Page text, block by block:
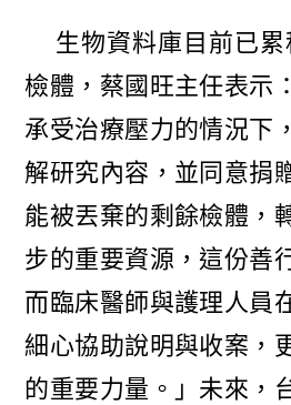
生物資料庫目前已累
檢體，蔡國旺主任表示
承受治療壓力的情況下
解研究內容，並同意捐
能被丟棄的剩餘檢體，
步的重要資源，這份善
而臨床醫師與護理人員
細心協助說明與收案，
的重要力量。」未來，